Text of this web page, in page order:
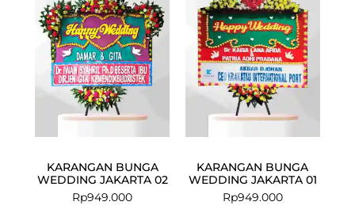
KARANGAN BUNGA
WEDDING JAKARTA 02
Rp949.000
KARANGAN BUNGA
WEDDING JAKARTA 01
Rp949.000